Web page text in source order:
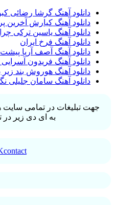
دانلود آهنگ گرشا رضائی کبوتر
دانلود آهنگ کیارش آخرین پرواز
دانلود آهنگ یاسین ترکی چرا نیستی
دانلود آهنگ فرخ ایران
دانلود آهنگ آصف آریا پیشت آرومم
دانلود آهنگ فریدون آسرایی جنگ
دانلود آهنگ هوروش بند زیر
دانلود آهنگ سامان جلیلی نگم
تبلیغات در تمامی سایت های
به ای دی زیر در تلگرام
FKcontact